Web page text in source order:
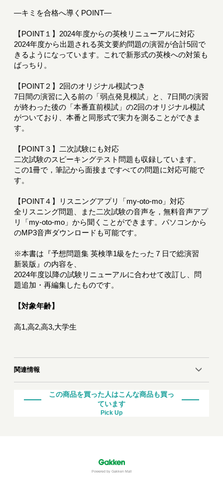
―キミを合格へ導くPOINT―
【POINT１】2024年度からの英検リニューアルに対応
2024年度から出題される英文要約問題の演習が合計5回で
きるようになっています。これで新形式の英検への対策も
ばっちり。
【POINT２】2回のオリジナル模試つき
7日間の演習に入る前の「弱点発見模試」と、7日間の演習
が終わった後の「本番直前模試」の2回のオリジナル模試
がついており、本番と同形式で実力を測ることができま
す。
【POINT３】二次試験にも対応
二次試験のスピーキングテスト問題も収録しています。
この1冊で，筆記から面接まですべての問題に対応可能で
す。
【POINT４】リスニングアプリ「my-oto-mo」対応
全リスニング問題、また二次試験の音声を，無料音声アプ
リ「my-oto-mo」から聞くことができます。パソコンから
のMP3音声ダウンロードも可能です。
※本書は『予想問題集 英検準1級をたった７日で総演習
新装版』の内容を、
2024年度以降の試験リニューアルに合わせて改訂し、問
題追加・再編集したものです。
【対象年齢】
高1,高2,高3,大学生
関連情報
この商品を買った人はこんな商品も買っ
ています
Pick Up
Powered by Gakken Mall